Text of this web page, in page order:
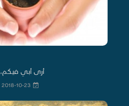
أرى أبي
2018-10-23